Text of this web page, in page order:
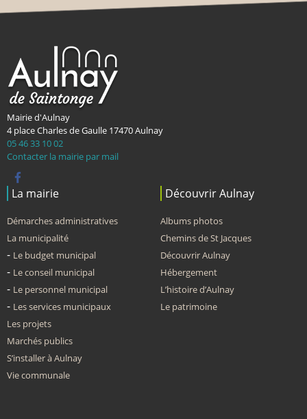
Mairie d'Aulnay
4 place Charles de Gaulle 17470Aulnay
05 46 33 10 02
Contacter la mairie par mail
La mairie
Démarches administratives
La municipalité
Le budget municipal
Le conseil municipal
Le personnel municipal
Les services municipaux
Les projets
Marchés publics
S’installer à Aulnay
Vie communale
Découvrir Aulnay
Albums photos
Chemins de St Jacques
Découvrir Aulnay
Hébergement
L’histoire d’Aulnay
Le patrimoine